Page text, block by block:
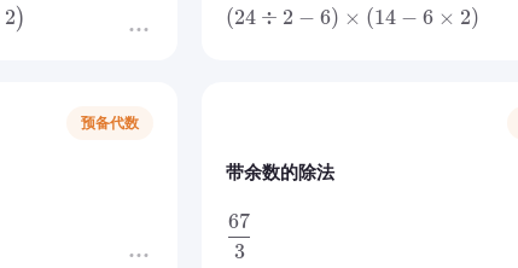
2) (24 ÷ 2 − 6) × (14 − 6 × 2)
预备代数
带余数的除法
3
67